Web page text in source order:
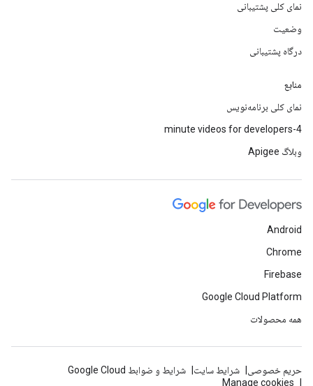
نمای کلی پشتیبانی
وضعیت
درگاه پشتیبانی
منابع
نمای کلی برنامه‌نویس
4-minute videos for developers
وبلاگ Apigee
Android
Chrome
Firebase
Google Cloud Platform
همه محصولات
حریم خصوصی شرایط سایت
شرایط و ضوابط Google Cloud
Manage cookies